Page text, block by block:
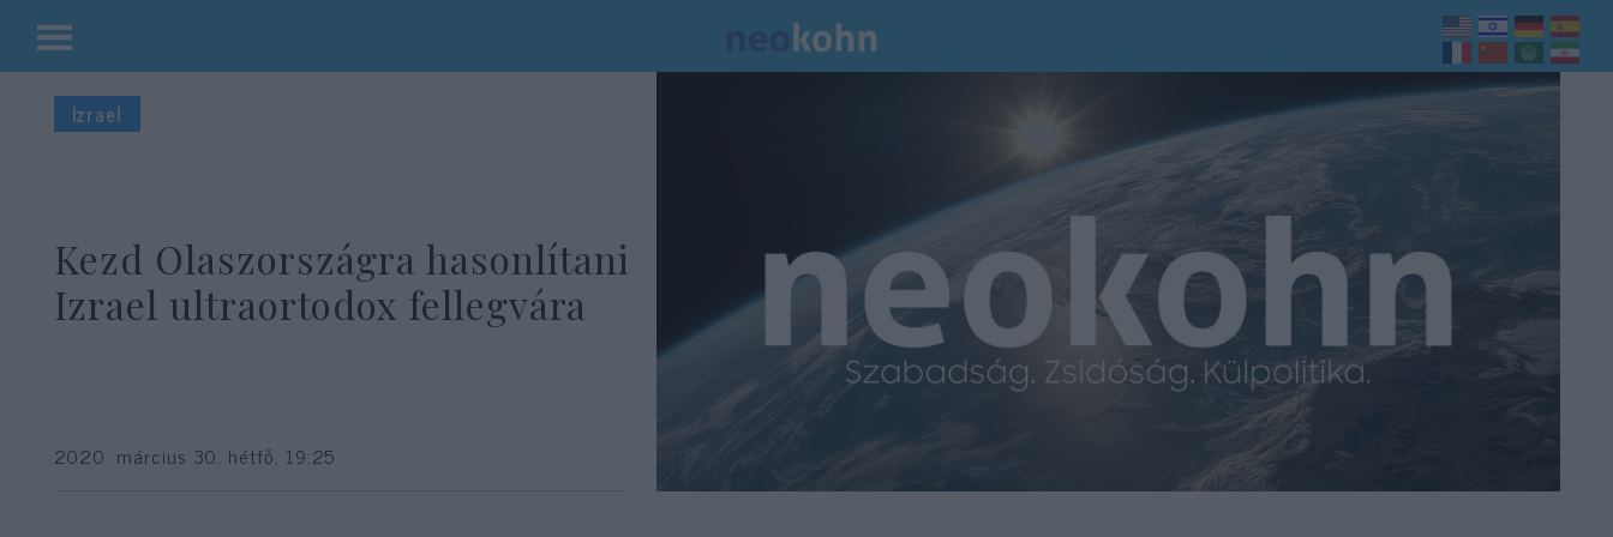
Kilépés
tartalomba
Izrael
Kezd Olaszországra hasonlítani
Izrael ultraortodox fellegvára
2020. március 30. hétfő, 19:25